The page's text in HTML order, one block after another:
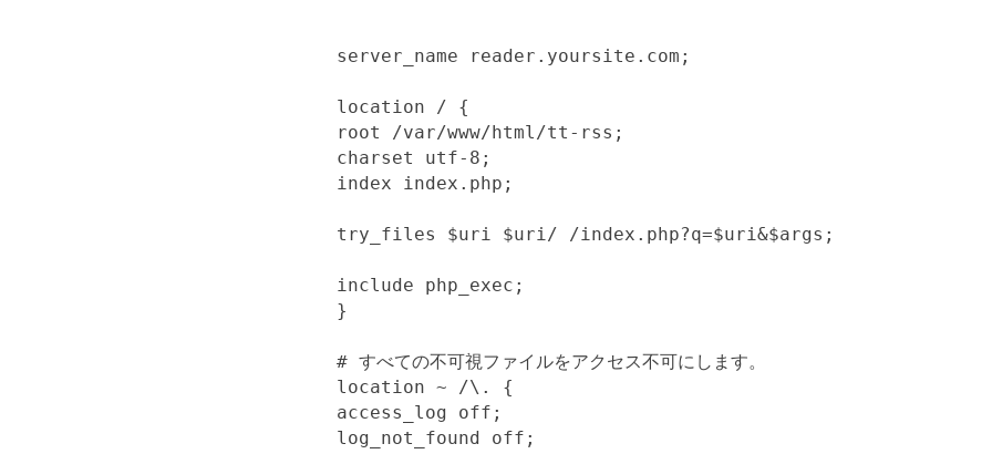
server_name reader.yoursite.com;
location / {
root /var/www/html/tt-rss;
charset utf-8;
index index.php;
try_files $uri $uri/ /index.php?q=$uri&$args;
include php_exec;
}
# すべての不可視ファイルをアクセス不可にします。
location ~ /\. {
access_log off;
log_not_found off;